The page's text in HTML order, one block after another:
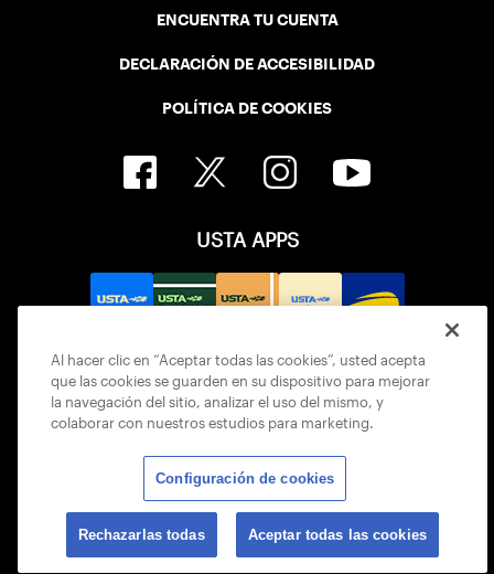
ENCUENTRA TU CUENTA
DECLARACIÓN DE ACCESIBILIDAD
POLÍTICA DE COOKIES
USTA APPS
© 2026 USTA ALL RIGHTS RESERVED
Al hacer clic en “Aceptar todas las cookies”, usted acepta
que las cookies se guarden en su dispositivo para mejorar
la navegación del sitio, analizar el uso del mismo, y
colaborar con nuestros estudios para marketing.
Configuración de cookies
Rechazarlas todas Aceptar todas las cookies